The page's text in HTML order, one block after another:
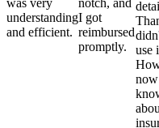
understanding
and efficient.
I got
reimbursed
promptly.
use